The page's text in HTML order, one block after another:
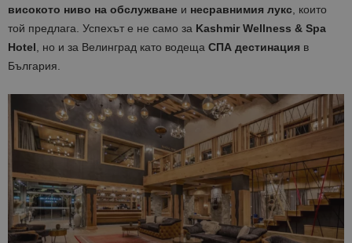
високото ниво на обслужване и несравнимия лукс , които
той предлага. Успехът е не само за Kashmir Wellness & Spa
Hotel , но и за Велинград като водеща СПА дестинация в
България.